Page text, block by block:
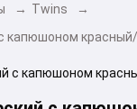
→ Twins
→
капюшоном